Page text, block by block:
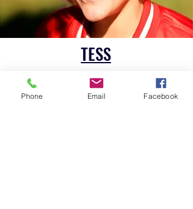
TESS
Tess ist ein wichtiger Bestandteil unseres
Teams. Sie schafft es mit größter
Phone Email Facebook